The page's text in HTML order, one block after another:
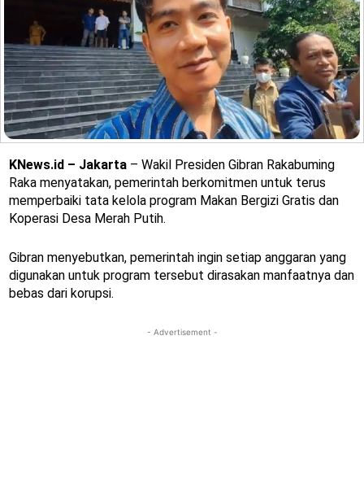
KNews.id – Jakarta – Wakil Presiden Gibran Rakabuming
Raka menyatakan, pemerintah berkomitmen untuk terus
memperbaiki tata kelola program Makan Bergizi Gratis dan
Koperasi Desa Merah Putih.
Gibran menyebutkan, pemerintah ingin setiap anggaran yang
digunakan untuk program tersebut dirasakan manfaatnya dan
bebas dari korupsi.
- Advertisement -